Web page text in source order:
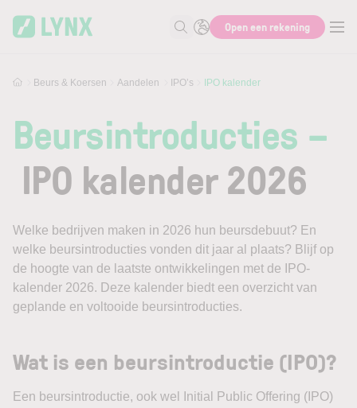
Zoek naar informatie
Open een rekening
Beurs & Koersen Aandelen IPO’s IPO kalender
Beursintroducties –
IPO kalender 2026
Welke bedrijven maken in 2026 hun beursdebuut? En
welke beursintroducties vonden dit jaar al plaats? Blijf op
de hoogte van de laatste ontwikkelingen met de IPO-
kalender 2026. Deze kalender biedt een overzicht van
geplande en voltooide beursintroducties.
Wat is een beursintroductie (IPO)?
Een beursintroductie, ook wel Initial Public Offering (IPO)